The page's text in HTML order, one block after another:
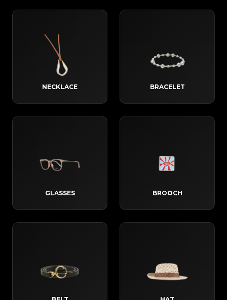
BRACELET
NECKLACE
BROOCH
GLASSES